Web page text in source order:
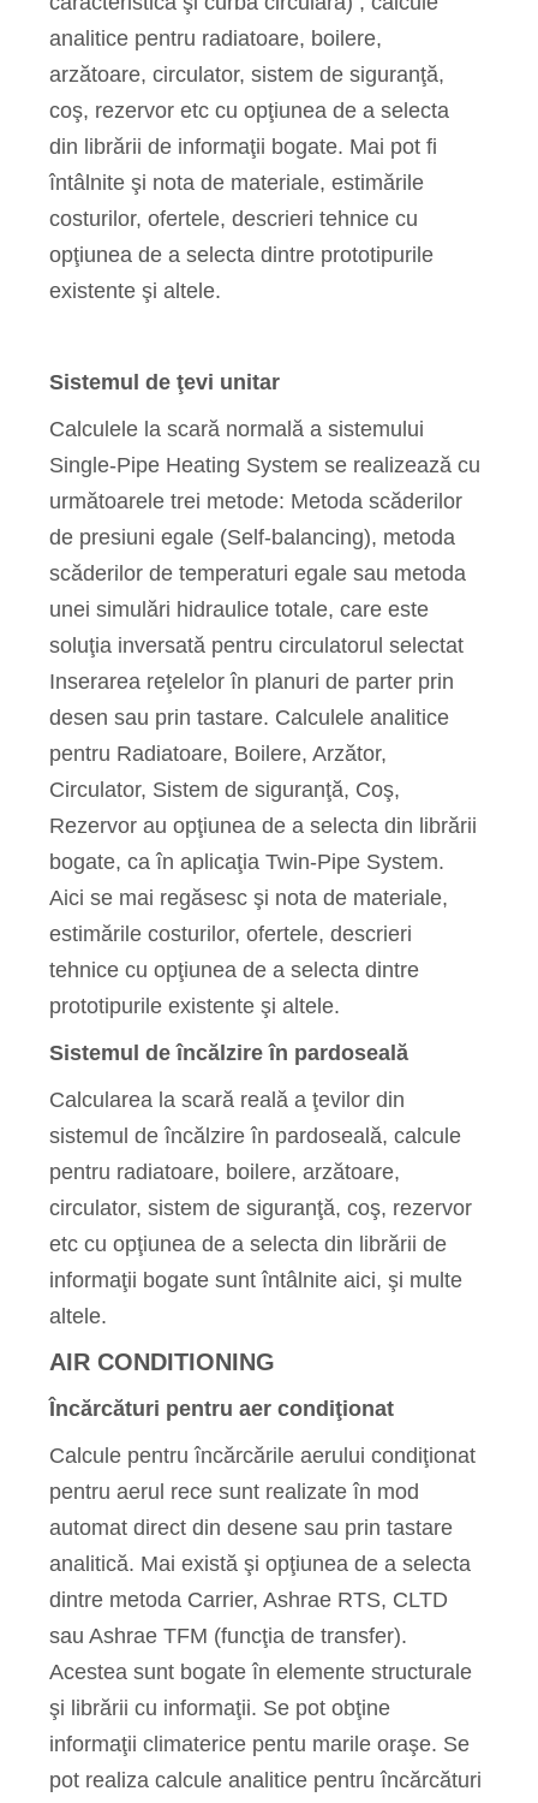
analitice pentru radiatoare, boilere,
arzătoare, circulator, sistem de siguranţă,
coş, rezervor etc cu opţiunea de a selecta
din librării de informaţii bogate. Mai pot fi
întâlnite şi nota de materiale, estimările
costurilor, ofertele, descrieri tehnice cu
opţiunea de a selecta dintre prototipurile
existente şi altele.
Sistemul de ţevi unitar
Calculele la scară normală a sistemului
Single-Pipe Heating System se realizează cu
următoarele trei metode: Metoda scăderilor
de presiuni egale (Self-balancing), metoda
scăderilor de temperaturi egale sau metoda
unei simulări hidraulice totale, care este
soluţia inversată pentru circulatorul selectat
Inserarea reţelelor în planuri de parter prin
desen sau prin tastare. Calculele analitice
pentru Radiatoare, Boilere, Arzător,
Circulator, Sistem de siguranţă, Coş,
Rezervor au opţiunea de a selecta din librării
bogate, ca în aplicaţia Twin-Pipe System.
Aici se mai regăsesc şi nota de materiale,
estimările costurilor, ofertele, descrieri
tehnice cu opţiunea de a selecta dintre
prototipurile existente şi altele.
Sistemul de încălzire în pardoseală
Calcularea la scară reală a ţevilor din
sistemul de încălzire în pardoseală, calcule
pentru radiatoare, boilere, arzătoare,
circulator, sistem de siguranţă, coş, rezervor
etc cu opţiunea de a selecta din librării de
informaţii bogate sunt întâlnite aici, şi multe
altele.
AIR CONDITIONING
Încărcături pentru aer condiţionat
Calcule pentru încărcările aerului condiţionat
pentru aerul rece sunt realizate în mod
automat direct din desene sau prin tastare
analitică. Mai există şi opţiunea de a selecta
dintre metoda Carrier, Ashrae RTS, CLTD
sau Ashrae TFM (funcţia de transfer).
Acestea sunt bogate în elemente structurale
şi librării cu informaţii. Se pot obţine
informaţii climaterice pentu marile oraşe. Se
pot realiza calcule analitice pentru încărcături